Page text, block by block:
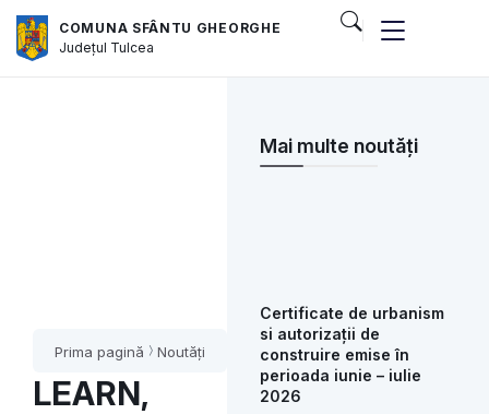
COMUNA SFÂNTU GHEORGHE
Județul Tulcea
Prima pagină Noutăți
LEARN,
Mai multe noutăți
Certificate de urbanism
si autorizații de
construire emise în
perioada iunie – iulie
2026